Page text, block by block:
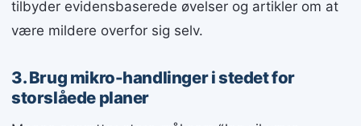
tilbyder evidensbaserede øvelser og artikler om at
være mildere overfor sig selv.
3. Brug mikro-handlinger i stedet for
storslåede planer